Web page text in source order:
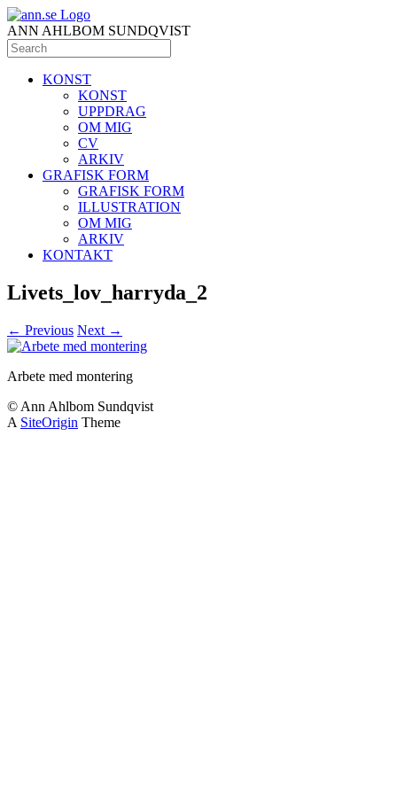
ANN AHLBOM SUNDQVIST
KONST
KONST
UPPDRAG
OM MIG
CV
ARKIV
GRAFISK FORM
GRAFISK FORM
ILLUSTRATION
OM MIG
ARKIV
KONTAKT
Livets_lov_harryda_2
← Previous Next →
Arbete med montering
© Ann Ahlbom Sundqvist
A SiteOrigin Theme